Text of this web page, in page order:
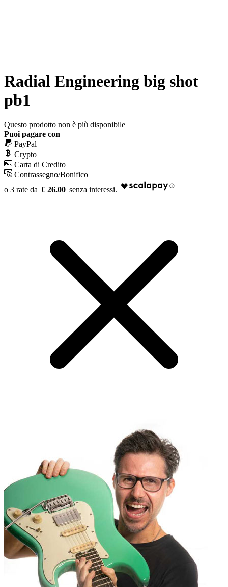
Radial Engineering big shot
pb1
Questo prodotto non è più disponibile
Puoi pagare con
PayPal
Crypto
Carta di Credito
Contrassegno/Bonifico
€ 26.00